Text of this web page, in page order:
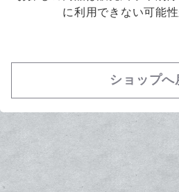
に利用できない可能性
ショップへ